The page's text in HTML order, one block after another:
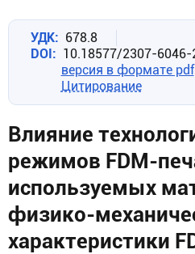
УДК
678.8
DOI
10.18577/2307-
версия в формате pdf
Цитирование
Влияние
режимов FDM-
используемых
физико-
характеристики